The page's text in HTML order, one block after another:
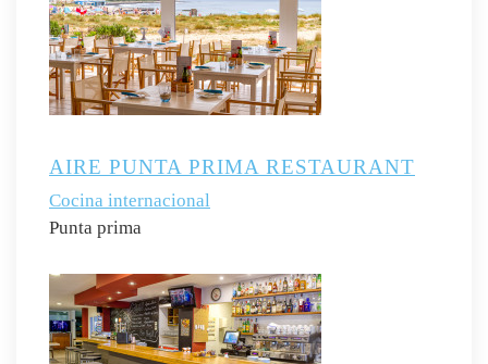
AIRE PUNTA PRIMA RESTAURANT
Cocina internacional
Punta prima